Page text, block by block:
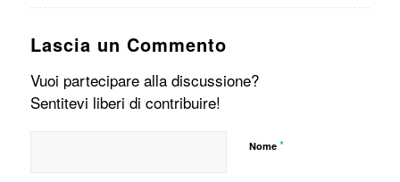
Lascia un Commento
Vuoi partecipare alla discussione?
Sentitevi liberi di contribuire!
Nome *